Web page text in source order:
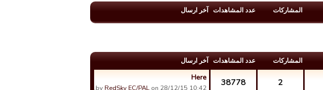
المشارکات عدد المشاهدات آخر ارسال
المشارکات عدد المشاهدات آخر ارسال
2
38778
Here
byRedSky EC/PAL on 28/12/15 10:42.